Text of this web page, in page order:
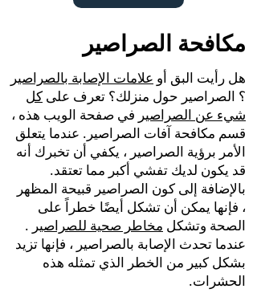
مكافحة الصراصير
هل رأيت البق أو علامات الإصابة بالصراصير
؟ الصراصير حول منزلك؟ تعرف على كل
شيء عن الصراصير في صفحة الويب هذه ،
قسم مكافحة آفات الصراصير. عندما يتعلق
الأمر برؤية الصراصير ، يكفي أن تخبرك أنه
قد يكون لديك تفشي أكبر مما تعتقد.
بالإضافة إلى كون الصراصير قبيحة المظهر
، فإنها يمكن أن تشكل أيضًا خطراً على
الصحة وتشكل مخاطر صحية للصراصير .
عندما تحدث الإصابة بالصراصير ، فإنها تزيد
بشكل كبير من الخطر الذي تمثله هذه
الحشرات.